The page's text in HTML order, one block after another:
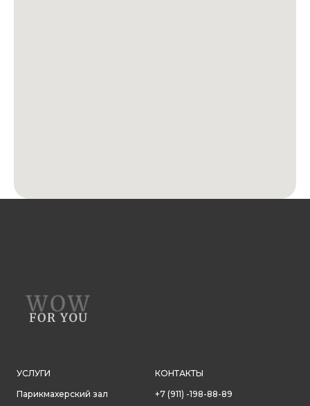
УСЛУГИ
Парикмахерский зал
КОНТАКТЫ
+7 (911) -198-88-89